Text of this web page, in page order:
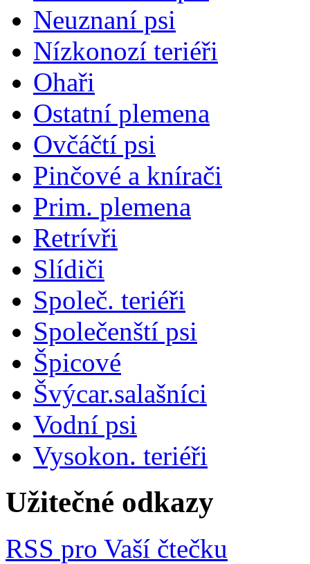
Neuznaní psi
Nízkonozí teriéři
Ohaři
Ostatní plemena
Ovčáčtí psi
Pinčové a knírači
Prim. plemena
Retrívři
Slídiči
Společ. teriéři
Společenští psi
Špicové
Švýcar.salašníci
Vodní psi
Vysokon. teriéři
Užitečné odkazy
RSS pro Vaší čtečku